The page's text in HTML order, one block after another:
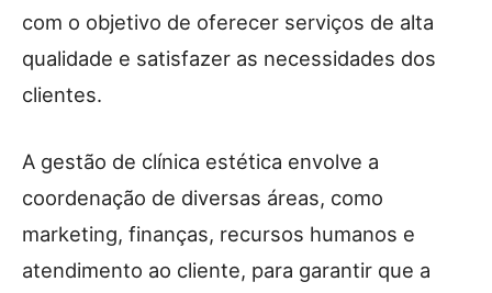
com o objetivo de oferecer serviços de alta
qualidade e satisfazer as necessidades dos
clientes.
A gestão de clínica estética envolve a
coordenação de diversas áreas, como
marketing, finanças, recursos humanos e
atendimento ao cliente, para garantir que a